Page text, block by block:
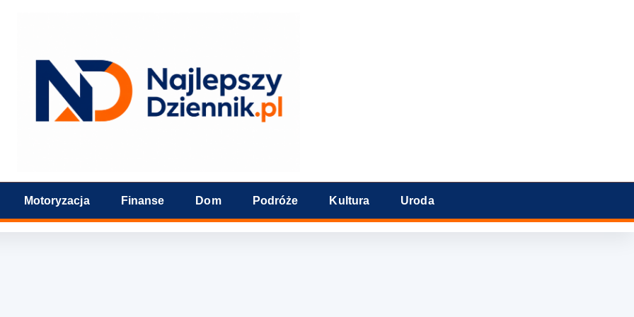
Motoryzacja Finanse Dom Podróże Kultura Uroda